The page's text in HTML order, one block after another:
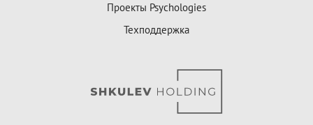
Проекты Psychologies
Техподдержка